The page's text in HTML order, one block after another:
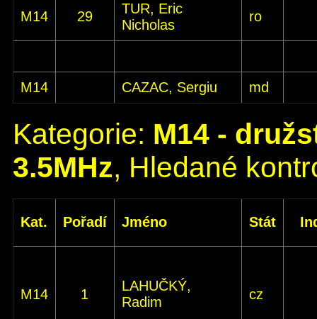
M14 29
TUR, Eric
Nicholas
ro
M14 CAZAC, Sergiu md
Kategorie: M14 -
3.5MHz, Hledané
Kat. Pořadí Jméno Stát
M14 1
LAHUČKÝ,
Radim
cz